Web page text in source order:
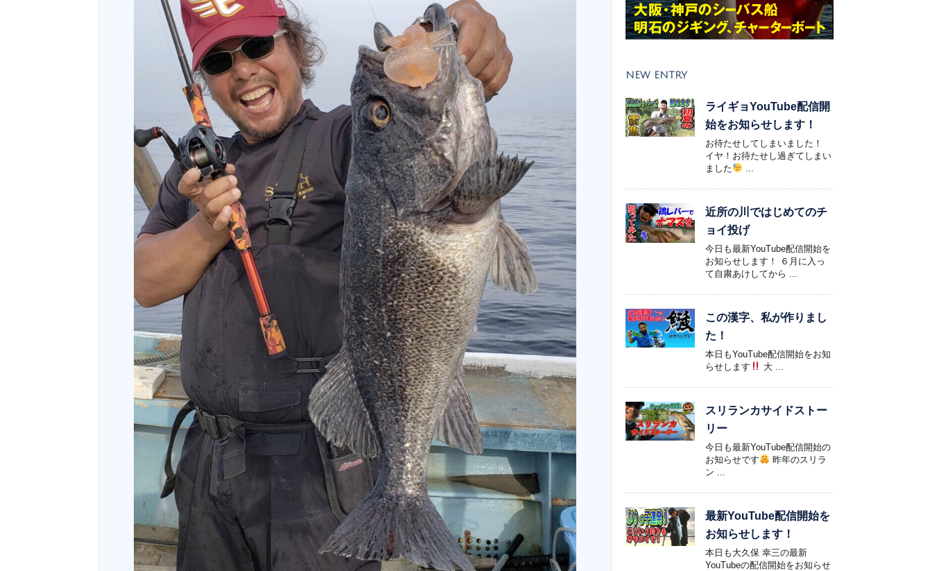
NEW ENTRY
ライギョYouTube配信開
始をお知らせします！
お待たせしてしまいました！
イヤ！お待たせし過ぎてしまい
ました
...
近所の川ではじめてのチ
ョイ投げ
今日も最新YouTube配信開始を
お知らせします！ ６月に入っ
て自粛あけしてから ...
この漢字、私が作りまし
た！
本日もYouTube配信開始をお知
らせします
大 ...
スリランカサイドストー
リー
今日も最新YouTube配信開始の
お知らせです
昨年のスリラ
ン ...
最新YouTube配信開始を
お知らせします！
本日も大久保 幸三の最新
YouTubeの配信開始をお知らせ